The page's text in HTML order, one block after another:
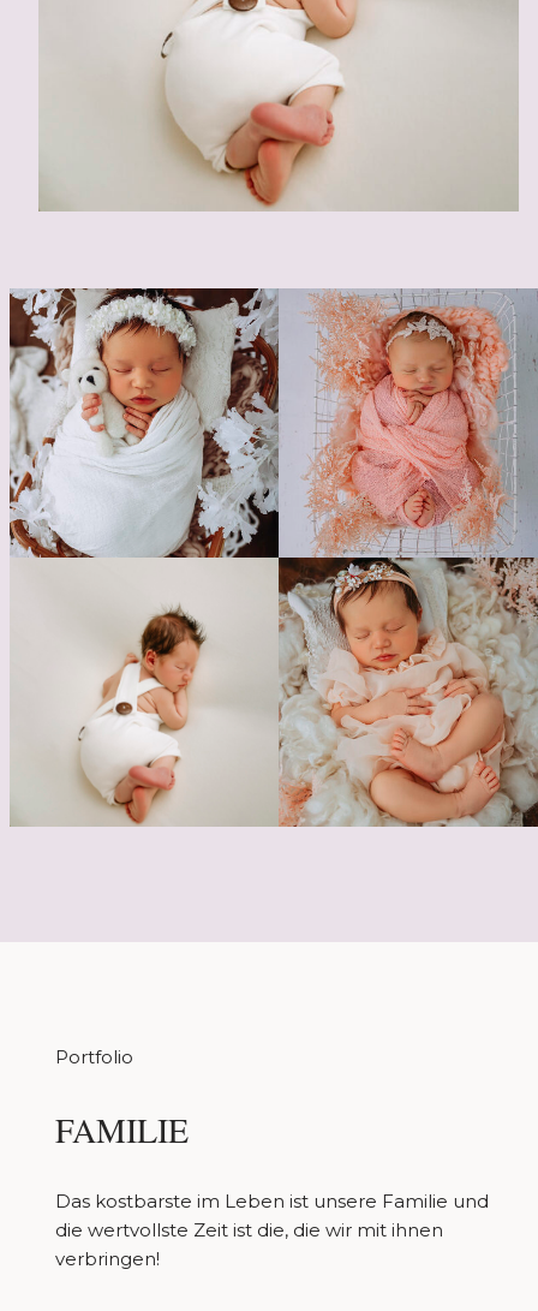
Portfolio
FAMILIE
Das kostbarste im Leben ist unsere Familie und
die wertvollste Zeit ist die, die wir mit ihnen
verbringen!